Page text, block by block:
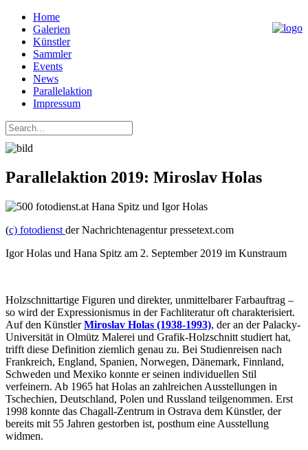
Home
Galerien
Künstler
Sammler
Events
News
Parallelaktion
Impressum
Parallelaktion 2019: Miroslav Holas
(c) fotodienst der Nachrichtenagentur pressetext.com
Igor Holas und Hana Spitz am 2. September 2019 im Kunstraum
Holzschnittartige Figuren und direkter, unmittelbarer Farbauftrag –
so wird der Expressionismus in der Fachliteratur oft charakterisiert.
Auf den KünstlerMiroslav Holas (1938-1993), der an der Palacky-
Universität in Olmütz Malerei und Grafik-Holzschnitt studiert hat,
trifft diese Definition ziemlich genau zu. Bei Studienreisen nach
Frankreich, England, Spanien, Norwegen, Dänemark, Finnland,
Schweden und Mexiko konnte er seinen individuellen Stil
verfeinern. Ab 1965 hat Holas an zahlreichen Ausstellungen in
Tschechien, Deutschland, Polen und Russland teilgenommen. Erst
1998 konnte das Chagall-Zentrum in Ostrava dem Künstler, der
bereits mit 55 Jahren gestorben ist, posthum eine Ausstellung
widmen.